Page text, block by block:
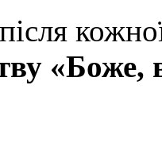
«Боже,